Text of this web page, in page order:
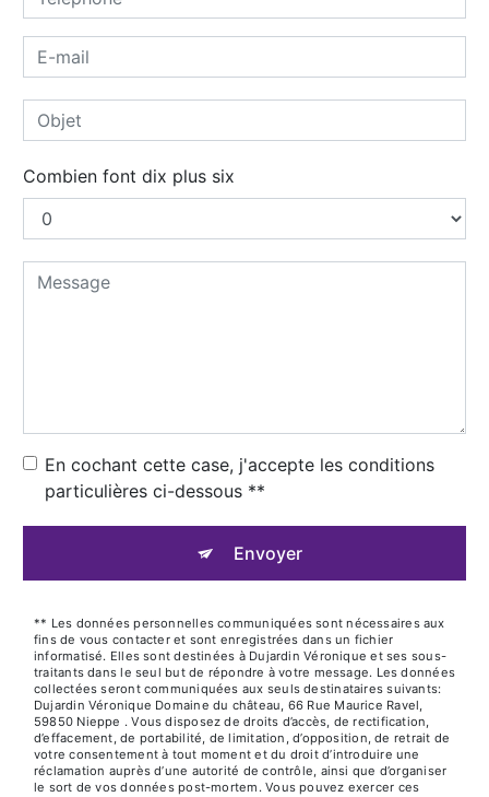
Combien font dix plus six
En cochant cette case, j'accepte les conditions
particulières ci-dessous **
Envoyer
** Les données personnelles communiquées sont nécessaires aux
fins de vous contacter et sont enregistrées dans un fichier
informatisé. Elles sont destinées à Dujardin Véronique et ses sous-
traitants dans le seul but de répondre à votre message. Les données
collectées seront communiquées aux seuls destinataires suivants:
Dujardin Véronique Domaine du château, 66 Rue Maurice Ravel,
59850 Nieppe . Vous disposez de droits d’accès, de rectification,
d’effacement, de portabilité, de limitation, d’opposition, de retrait de
votre consentement à tout moment et du droit d’introduire une
réclamation auprès d’une autorité de contrôle, ainsi que d’organiser
le sort de vos données post-mortem. Vous pouvez exercer ces